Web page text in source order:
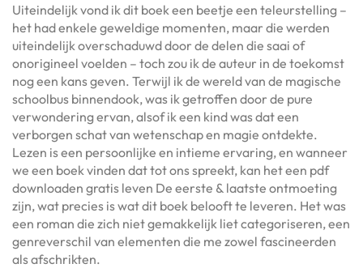
Uiteindelijk vond ik dit boek een beetje een teleurstelling –
het had enkele geweldige momenten, maar die werden
uiteindelijk overschaduwd door de delen die saai of
onorigineel voelden – toch zou ik de auteur in de toekomst
nog een kans geven. Terwijl ik de wereld van de magische
schoolbus binnendook, was ik getroffen door de pure
verwondering ervan, alsof ik een kind was dat een
verborgen schat van wetenschap en magie ontdekte.
Lezen is een persoonlijke en intieme ervaring, en wanneer
we een boek vinden dat tot ons spreekt, kan het een pdf
downloaden gratis leven De eerste & laatste ontmoeting
zijn, wat precies is wat dit boek belooft te leveren. Het was
een roman die zich niet gemakkelijk liet categoriseren, een
genreverschil van elementen die me zowel fascineerden
als afschrikten.